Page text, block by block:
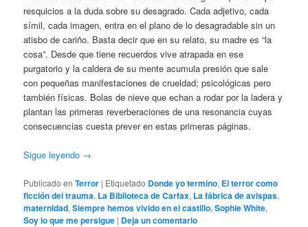
resquicios a la duda sobre su desagrado. Cada adjetivo, cada
símil, cada imagen, entra en el plano de lo desagradable sin un
atisbo de cariño. Basta decir que en su relato, su madre es “la
cosa”. Desde que tiene recuerdos vive atrapada en ese
purgatorio y la caldera de su mente acumula presión que sale
con pequeñas manifestaciones de crueldad; psicológicas pero
también físicas. Bolas de nieve que echan a rodar por la ladera y
plantan las primeras reverberaciones de una resonancia cuyas
consecuencias cuesta prever en estas primeras páginas.
Sigue leyendo →
Publicado en Terror | Etiquetado Donde yo termino, El terror como
ficción del trauma, La Biblioteca de Carfax, La fábrica de avispas,
maternidad,Siempre hemos vivido en el castillo,Sophie White,
Soy lo que me persigue | Deja un comentario